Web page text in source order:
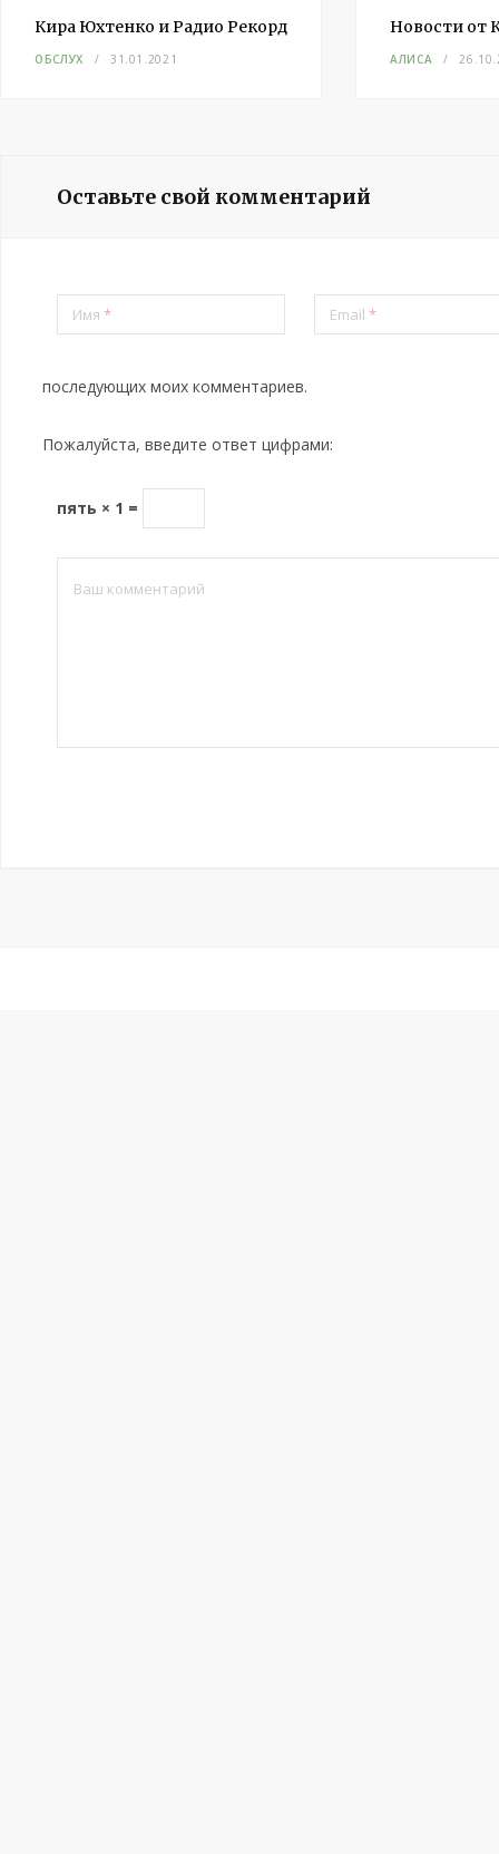
Кира Юхтенко и Радио Рекорд
ОБСЛУХ 31.01.2021
Новости от
АЛИСА
Оставьте свой комментарий
Имя * Email*
последующих моих комментариев.
Пожалуйста, введите ответ цифрами:
пять × 1 =